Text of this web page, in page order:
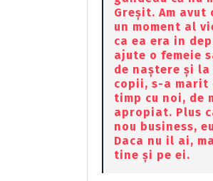
Greșit. Am
un moment al
ca ea era in
ajute o femeie
de naștere și
copii, s-a marit
timp cu noi, de
apropiat. Plus
nou business,
Daca nu il ai,
tine și pe ei.